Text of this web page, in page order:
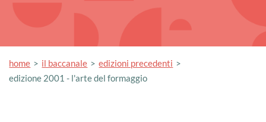
home il baccanale
edizioni precedenti
edizione 2001 - l'arte del formaggio